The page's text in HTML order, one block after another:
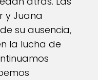
y Juana
su ausencia,
la lucha de